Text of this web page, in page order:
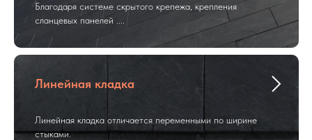
Благодаря системе скрытого крепежа, крепления
сланцевых панелей ....
Линейная кладка
Линейная кладка отличается переменными по ширине
стыками.